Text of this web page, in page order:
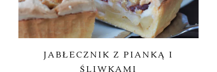
JABŁECZNIK Z PIANKĄ I
ŚLIWKAMI